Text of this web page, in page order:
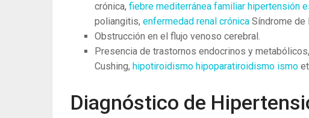
crónica, fiebre mediterránea familiar hipertensión
poliangitis, enfermedad renal crónica Síndrome de
Obstrucción en el flujo venoso cerebral.
Presencia de trastornos endocrinos y
Cushing, hipotiroidismo hipoparatiroidismo ismo
Diagnóstico de